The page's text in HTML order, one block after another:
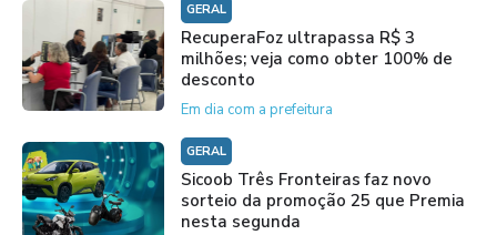
GERAL
RecuperaFoz ultrapassa R$ 3
milhões; veja como obter 100% de
desconto
Em dia com a prefeitura
GERAL
Sicoob Três Fronteiras faz novo
sorteio da promoção 25 que Premia
nesta segunda